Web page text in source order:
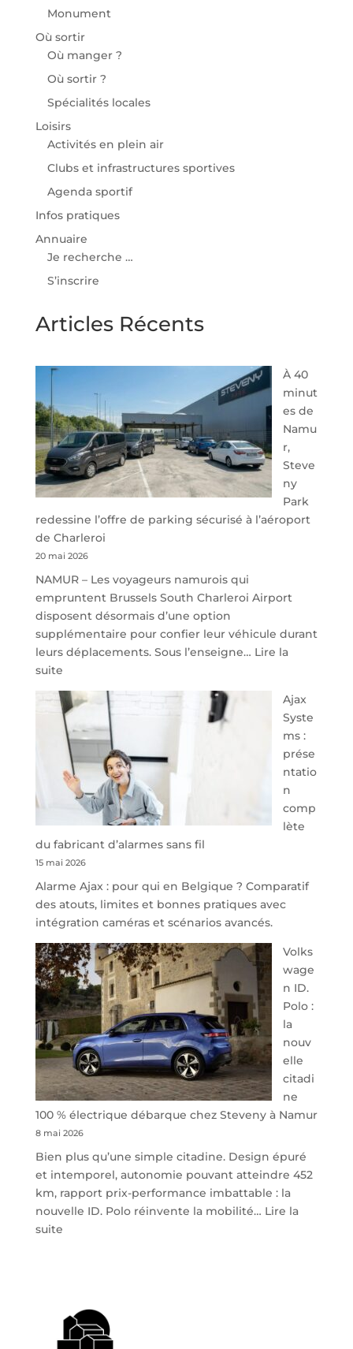
Monument
Où sortir
Où manger ?
Où sortir ?
Spécialités locales
Loisirs
Activités en plein air
Clubs et infrastructures sportives
Agenda sportif
Infos pratiques
Annuaire
Je recherche …
S’inscrire
Articles Récents
À 40
minut
es de
Namu
r,
Steve
ny
Park
redessine l’offre de parking sécurisé à l’aéroport
de Charleroi
20 mai 2026
NAMUR – Les voyageurs namurois qui
empruntent Brussels South Charleroi Airport
disposent désormais d’une option
supplémentaire pour confier leur véhicule durant
leurs déplacements. Sous l’enseigne… Lire la
suite:
À
40
minutes
de
Namur,
Steveny
Park
redessine
de
parking
sécurisé
à
l’aéroport
de
Charleroi
Ajax
Syste
ms :
prése
ntatio
n
comp
lète
du fabricant d’alarmes sans fil
15 mai 2026
Alarme Ajax : pour qui en Belgique ? Comparatif
des atouts, limites et bonnes pratiques avec
intégration caméras et scénarios avancés.
Volks
wage
n ID.
Polo :
la
nouv
elle
citadi
ne
100 % électrique débarque chez Steveny à Namur
8 mai 2026
Bien plus qu’une simple citadine. Design épuré
et intemporel, autonomie pouvant atteindre 452
km, rapport prix-performance imbattable : la
nouvelle ID. Polo réinvente la mobilité… Lire la
suite:
la
nouvelle